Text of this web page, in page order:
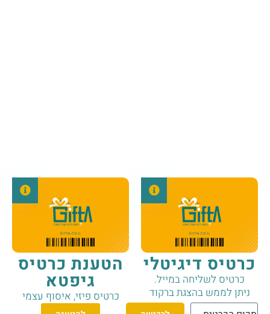
כרטיס דיגיטלי
כרטיס לשליחה במייל.
ניתן לממש בהצגת ברקוד
הטענת כרטיס
גיפטא
כרטיס פיזי, איסוף עצמי